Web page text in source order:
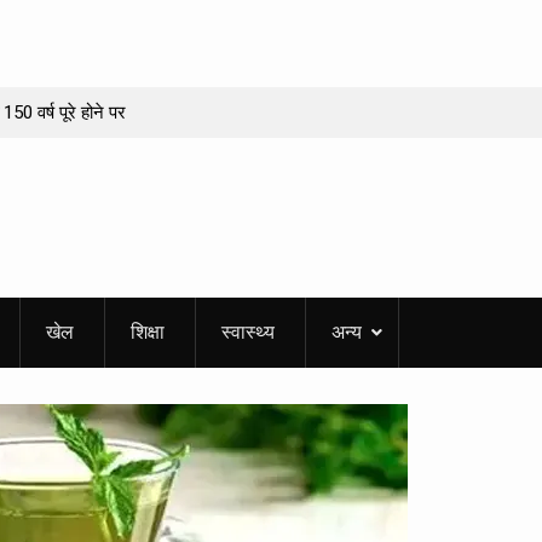
वर्ष पूरे होने पर
दर्शन की आड़ में
कई परतें
भव्य गुरमत
खेल शिक्षा स्वास्थ्य अन्य